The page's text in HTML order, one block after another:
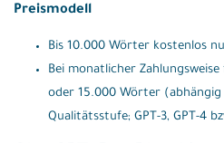
Preismodell
Bis 10.000 Wörter kostenlos
Bei monatlicher
oder 15.000 Wörter
Qualitätsstufe; GPT-3, GPT-4